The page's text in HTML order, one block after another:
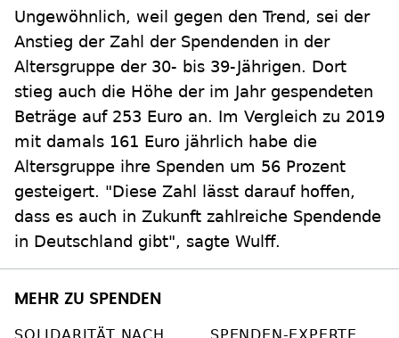
Ungewöhnlich, weil gegen den Trend, sei der
Anstieg der Zahl der Spendenden in der
Altersgruppe der 30- bis 39-Jährigen. Dort
stieg auch die Höhe der im Jahr gespendeten
Beträge auf 253 Euro an. Im Vergleich zu 2019
mit damals 161 Euro jährlich habe die
Altersgruppe ihre Spenden um 56 Prozent
gesteigert. "Diese Zahl lässt darauf hoffen,
dass es auch in Zukunft zahlreiche Spendende
in Deutschland gibt", sagte Wulff.
MEHR ZU SPENDEN